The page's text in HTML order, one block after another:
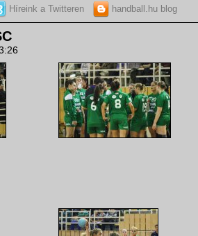
Híreink a Twitteren handball.hu blog